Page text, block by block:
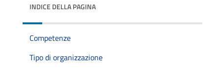
INDICE DELLA PAGINA
Competenze
Tipo di organizzazione